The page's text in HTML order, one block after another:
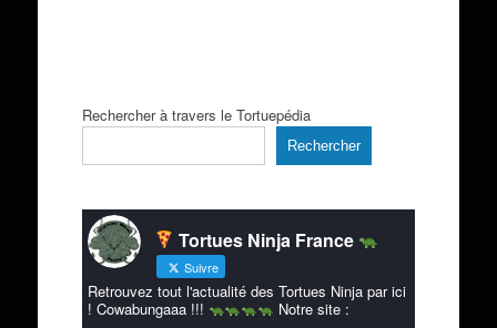
Rechercher à travers le Tortuepédia
Rechercher
Tortues Ninja France
Suivre
Retrouvez tout l'actualité des Tortues Ninja par ici
! Cowabungaaa !!!
Notre site :